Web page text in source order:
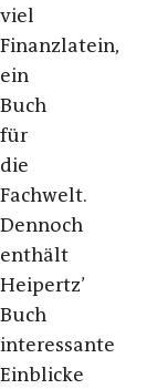
viel
Finanzlatein,
ein
Buch
für
die
Fachwelt.
Dennoch
enthält
Heipertz’
Buch
interessante
Einblicke